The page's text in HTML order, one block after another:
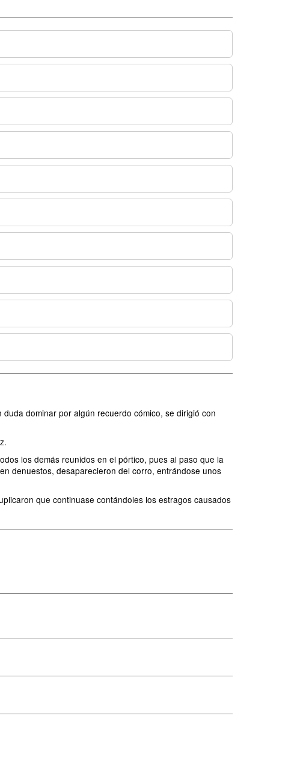
dominar por algún recuerdo cómico, se dirigió con
los demás reunidos en el pórtico, pues al paso que la
denuestos, desaparecieron del corro, entrándose unos
que continuase contándoles los estragos causados